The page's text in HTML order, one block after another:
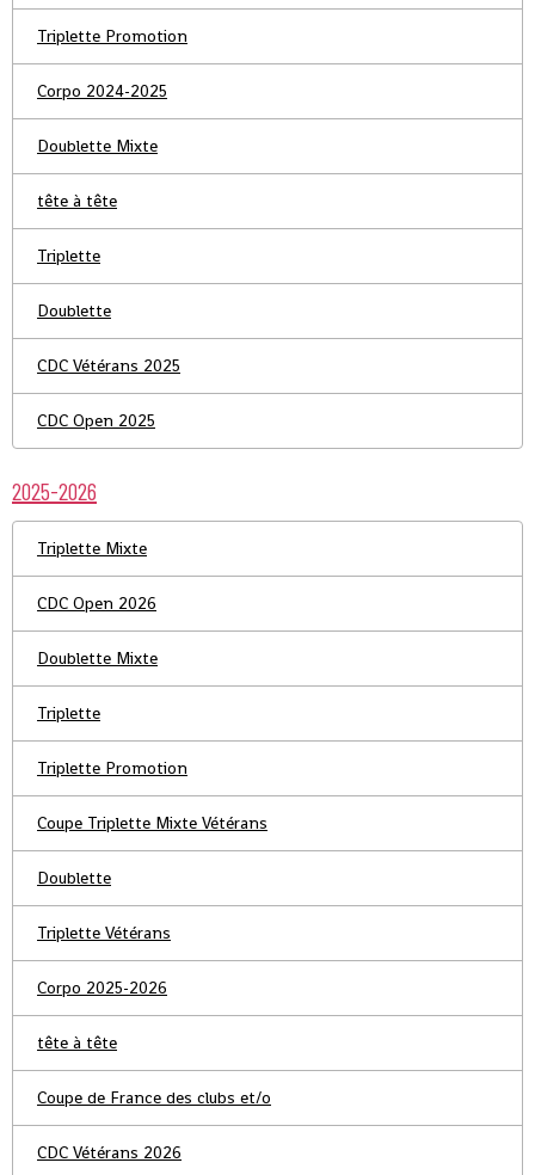
Triplette Promotion
Corpo 2024-2025
Doublette Mixte
tête à tête
Triplette
Doublette
CDC Vétérans 2025
CDC Open 2025
2025-2026
Triplette Mixte
CDC Open 2026
Doublette Mixte
Triplette
Triplette Promotion
Coupe Triplette Mixte Vétérans
Doublette
Triplette Vétérans
Corpo 2025-2026
tête à tête
Coupe de France des clubs et/o
CDC Vétérans 2026